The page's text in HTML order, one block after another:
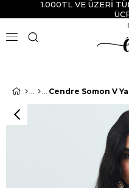
1.000TL VE ÜZERİ
Cendre Somon V